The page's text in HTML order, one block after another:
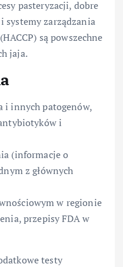
pasteryzacji, dobre
systemy zarządzania
są powszechne
jaja.
innych patogenów,
i
(informacje o
z głównych
w regionie
przepisy FDA w
testy